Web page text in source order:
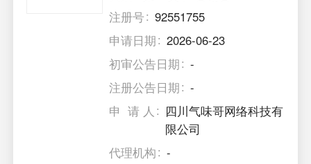
注册号
92551755
申请日期
2026-06-23
初审公告日期
-
注册公告日期
-
申 请 人
四川气味哥网络科技有
限公司
代理机构
-